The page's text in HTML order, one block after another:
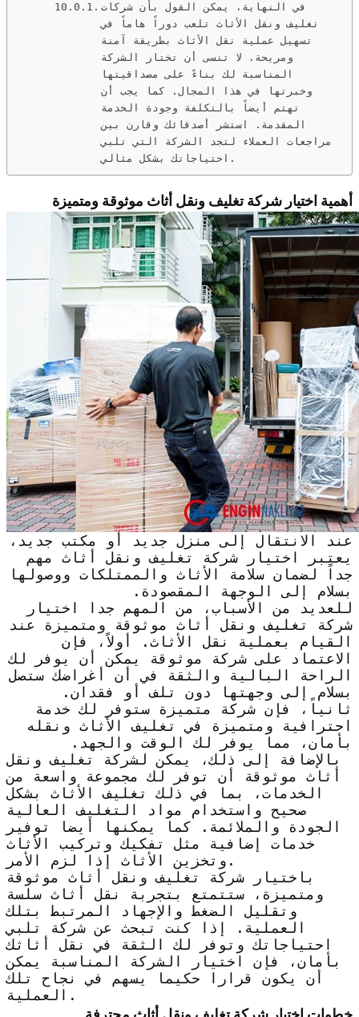
في النهاية، يمكن القول بأن شركات
تغليف ونقل الأثاث تلعب دوراً هاماً في
تسهيل عملية نقل الأثاث بطريقة آمنة
ومريحة. لا تنسى أن تختار الشركة
المناسبة لك بناءً على مصداقيتها
وخبرتها في هذا المجال. كما يجب أن
تهتم أيضاً بالتكلفة وجودة الخدمة
المقدمة. استشر أصدقائك وقارن بين
مراجعات العملاء لتجد الشركة التي تلبي
احتياجاتك بشكل مثالي.
أهمية اختيار شركة تغليف ونقل أثاث موثوقة ومتميزة
عند الانتقال إلى منزل جديد أو مكتب جديد،
يعتبر اختيار شركة تغليف ونقل أثاث مهم
جداً لضمان سلامة الأثاث والممتلكات ووصولها
بسلام إلى الوجهة المقصودة.
للعديد من الأسباب، من المهم جدا اختيار
شركة تغليف ونقل أثاث موثوقة ومتميزة عند
القيام بعملية نقل الأثاث. أولاً، فإن
الاعتماد على شركة موثوقة يمكن أن يوفر لك
الراحة البالية والثقة في أن أغراضك ستصل
بسلام إلى وجهتها دون تلف أو فقدان.
ثانياً، فإن شركة متميزة ستوفر لك خدمة
احترافية ومتميزة في تغليف الأثاث ونقله
بأمان، مما يوفر لك الوقت والجهد.
بالإضافة إلى ذلك، يمكن لشركة تغليف ونقل
أثاث موثوقة أن توفر لك مجموعة واسعة من
الخدمات، بما في ذلك تغليف الأثاث بشكل
صحيح واستخدام مواد التغليف العالية
الجودة والملائمة. كما يمكنها أيضا توفير
خدمات إضافية مثل تفكيك وتركيب الأثاث
وتخزين الأثاث إذا لزم الأمر.
باختيار شركة تغليف ونقل أثاث موثوقة
ومتميزة، ستتمتع بتجربة نقل أثاث سلسة
وتقليل الضغط والإجهاد المرتبط بتلك
العملية. إذا كنت تبحث عن شركة تلبي
احتياجاتك وتوفر لك الثقة في نقل أثاثك
بأمان، فإن اختيار الشركة المناسبة يمكن
أن يكون قرارا حكيما يسهم في نجاح تلك
العملية.